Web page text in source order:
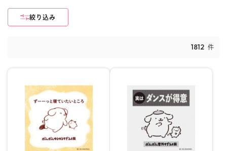
絞り込み
1812 件